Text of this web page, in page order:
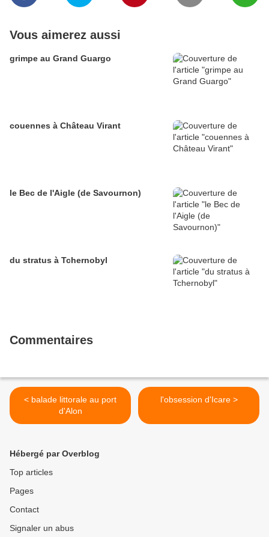
Vous aimerez aussi
grimpe au Grand Guargo
couennes à Château Virant
le Bec de l'Aigle (de Savournon)
du stratus à Tchernobyl
Commentaires
< balade littorale au port
d'Alon
l'obsession d'Icare >
Hébergé par Overblog
Top articles
Pages
Contact
Signaler un abus